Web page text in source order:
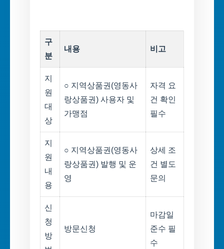
구
분
내용 비고
지
원
대
상
○ 지역상품권(영동사
랑상품권) 사용자 및
가맹점
자격 요
건 확인
필수
지
원
내
용
○ 지역상품권(영동사
랑상품권) 발행 및 운
영
상세 조
건 별도
문의
신
청
방
방문신청
마감일
준수 필
수